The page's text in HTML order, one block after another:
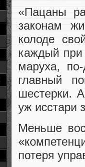
«Пацаны
законам
колоде
каждый
маруха,
главный
шестерки.
уж исстари
Меньше
потеря